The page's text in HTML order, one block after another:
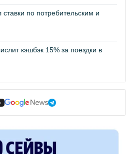
по потребительским и
кэшбэк 15% за поездки в